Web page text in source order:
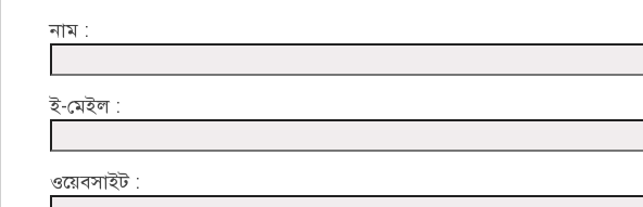
নাম :
ই-মেইল :
ওয়েবসাইট :